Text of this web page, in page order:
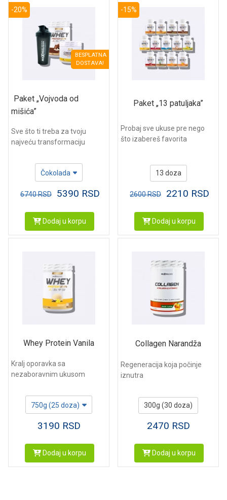
BESPLATNA
DOSTAVA!
-20%
Paket „Vojvoda od
mišića”
Sve što ti treba za tvoju
najveću transformaciju
Čokolada
6740RSD 5390 RSD
Dodaj u korpu
-15%
Paket „13 patuljaka”
Probaj sve ukuse pre nego
što izabereš favorita
13 doza
2600RSD 2210 RSD
Dodaj u korpu
Whey Protein Vanila
Kralj oporavka sa
nezaboravnim ukusom
750g (25 doza)
3190 RSD
Dodaj u korpu
Collagen Narandža
Regeneracija koja počinje
iznutra
300g (30 doza)
2470 RSD
Dodaj u korpu